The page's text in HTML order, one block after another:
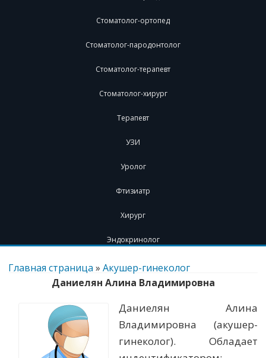
Стоматолог-ортопед
Стоматолог-пародонтолог
Стоматолог-терапевт
Стоматолог-хирург
Терапевт
УЗИ
Уролог
Фтизиатр
Хирург
Эндокринолог
Перейти
содержимому
Главная страница » Акушер-гинеколог
Даниелян Алина Владимировна
Даниелян Алина
Владимировна (акушер-
гинеколог). Обладает